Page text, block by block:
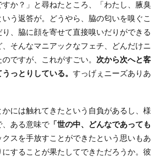
か？」と尋ねたところ、「わたし、腋
う返答が。どうやら、脇の匂いを嗅ぐこ
、脇に顔を寄せて直接嗅いだりができ
そんなマニアックなフェチ、どんだけ
ですが、これがすごい。 次から次へと
っとりしている。 すっげぇニーズありあ
には触れてきたという自負があるし、様
、ある意味で「世の中、どんなであって
スを手放すことができたという思いも
することが果たしてできただろうか。